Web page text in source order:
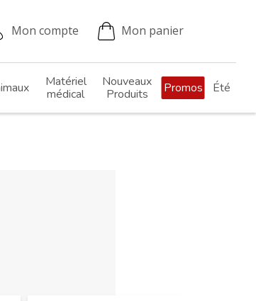
Mon compte Mon panier
Matériel
médical
Nouveaux
Produits
Promos Été